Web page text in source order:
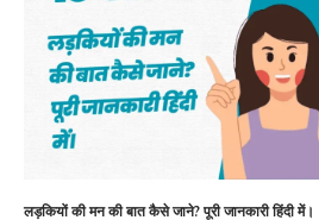
लड़कियों की मन की बात कैसे जाने? पूरी जानकारी हिंदी में।